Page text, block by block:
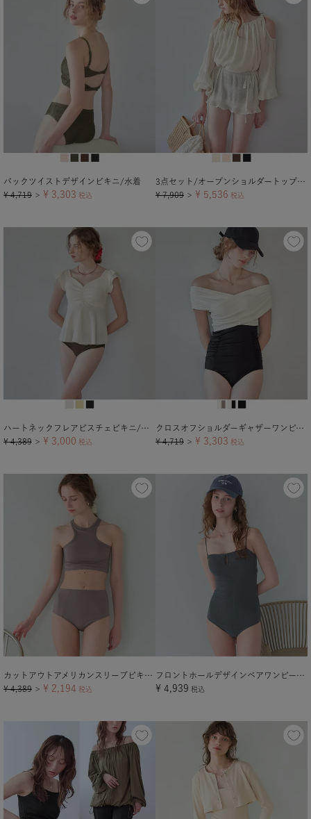
バックツイストデザインビキニ/水着
¥ 4,719 ＞ ¥ 3,303 税込
3点セット/オープンショルダートップス×ビキニ/水着
¥ 7,909 ＞ ¥ 5,536 税込
ハートネックフレアビスチェビキニ/水着
¥ 4,389 ＞ ¥ 3,000 税込
クロスオフショルダーギャザーワンピース/水着
¥ 4,719 ＞ ¥ 3,303 税込
カットアウトアメリカンスリーブビキニ/水着【メール便可／100】
¥ 4,389 ＞ ¥ 2,194 税込
フロントホールデザインベアワンピース/水着【メール便可／100】
¥ 4,939 税込